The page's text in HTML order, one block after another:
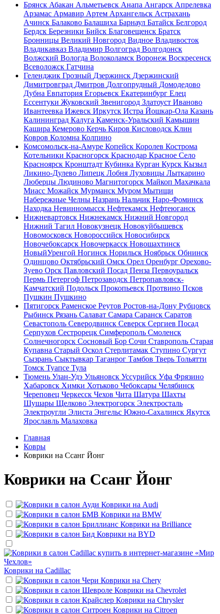
Брянск Абакан Альметьевск Анапа Ангарск Апрелевка
Арзамас Армавир Артем Архангельск Астрахань
Ачинск Балаково Балашиха Барнаул Батайск Белгород
Бердск Березники Бийск Благовещенск Братск
Бронницы Великий Новгород Видное Владивосток
Владикавказ Владимир Волгоград Волгодонск
Волжский Вологда Волоколамск Воронеж Воскресенск
Всеволожск Гатчина
Геленджик Грозный Дзержинск Дзержинский
Димитровград Дмитров Долгопрудный Домодедово
Дубна Евпатория Егорьевск Екатеринбург Елец
Ессентуки Жуковский Звенигород Златоуст Иваново
Ивантеевка Ижевск Иркутск Истра Йошкар-Ола Казань
Калининград Калуга Каменск-Уральский Камышин
Кашира Кемерово Керчь Киров Кисловодск Клин
Ковров Коломна Колпино
Комсомольск-на-Амуре Копейск Королев Кострома
Котельники Красногорск Краснодар Красное Село
Красноярск Кронштадт Кубинка Курган Курск Кызыл
Ликино-Дулево Липецк Лобня Луховицы Лыткарино
Люберцы Людиново Магнитогорск Майкоп Махачкала
Миасс Можайск Мурманск Муром Мытищи
Набережные Челны Назрань Нальчик Наро-Фоминск
Находка Невинномысск Нефтекамск Нефтеюганск
Нижневартовск Нижнекамск Нижний Новгород
Нижний Тагил Новокузнецк Новокуйбышевск
Новомосковск Новороссийск Новосибирск
Новочебоксарск Новочеркасск Новошахтинск
НовыйУренгой Ногинск Норильск Ноябрьск Обнинск
Одинцово Октябрьский Омск Орел Оренбург Орехово-
Зуево Орск Павловский Посад Пенза Первоуральск
Пермь Петергоф Петрозаводск Петропавловск-
Камчатский Подольск Прокопьевск Протвино Псков
Пушкин Пушкино
Пятигорск Раменское Реутов Ростов-на-Дону Рубцовск
Рыбинск Рязань Салават Самара Саранск Саратов
Севастополь Северодвинск Северск Сергиев Посад
Серпухов Сестрорецк Симферополь Смоленск
Солнечногорск Сосновый Бор Сочи Ставрополь Старая
Купавна Старый Оскол Стерлитамак Ступино Сургут
Сызрань Сыктывкар Таганрог Тамбов Тверь Тольятти
Томск Туапсе Тула
Тюмень Улан-Удэ Ульяновск Уссурийск Уфа Фрязино
Хабаровск Химки Хотьково Чебоксары Челябинск
Череповец Черкесск Чехов Чита Шатура Шахты
Шушары Щелково Электрогорск Электросталь
Электроугли Элиста Энгельс Южно-Сахалинск Якутск
Ярославль Малаховка
Главная
Ковры
Коврики на Ссанг Йонг
Коврики на Ссанг Йонг
Коврики на Audi
Коврики на BMW
Коврики на Brilliance
Коврики на BYD
Коврики на Cadillac
Коврики на Chery
Коврики на Chevrolet
Коврики на Chrysler
Коврики на Citroen